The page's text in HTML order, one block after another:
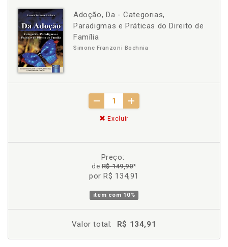
Adoção, Da - Categorias,
Paradigmas e Práticas do Direito de
Família
Simone Franzoni Bochnia
Excluir
Preço:
deR$ 149,90*
por R$ 134,91
item com 10%
Valor total: R$ 134,91